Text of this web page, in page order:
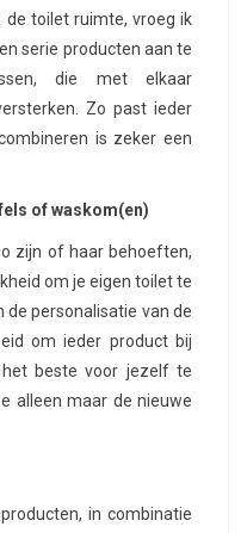
de toilet ruimte, vroeg ik
serie producten aan te
die met elkaar
Zo past ieder
is zeker een
of waskom(en)
zijn of haar behoeften,
om je eigen toilet te
de personalisatie van de
om ieder product bij
beste voor jezelf te
alleen maar de nieuwe
in combinatie